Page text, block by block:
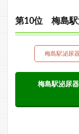
第10位 梅島
梅島駅泌尿
梅島駅泌尿